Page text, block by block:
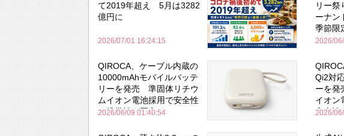
て2019年超え 5月は3282
億円に
2026/07/01 16:24:15
リー
ーナン
季節限
2026/
QIROCA、ケーブル内蔵の
10000mAhモバイルバッテ
リーを発売 準固体リチウ
ムイオン電池採用で安全性
と携帯性を両立
2026/06/09 01:40:54
Qi2対
ーを
イオン
安全性
2026/